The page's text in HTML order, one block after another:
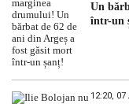
Un
într-un
12:20,